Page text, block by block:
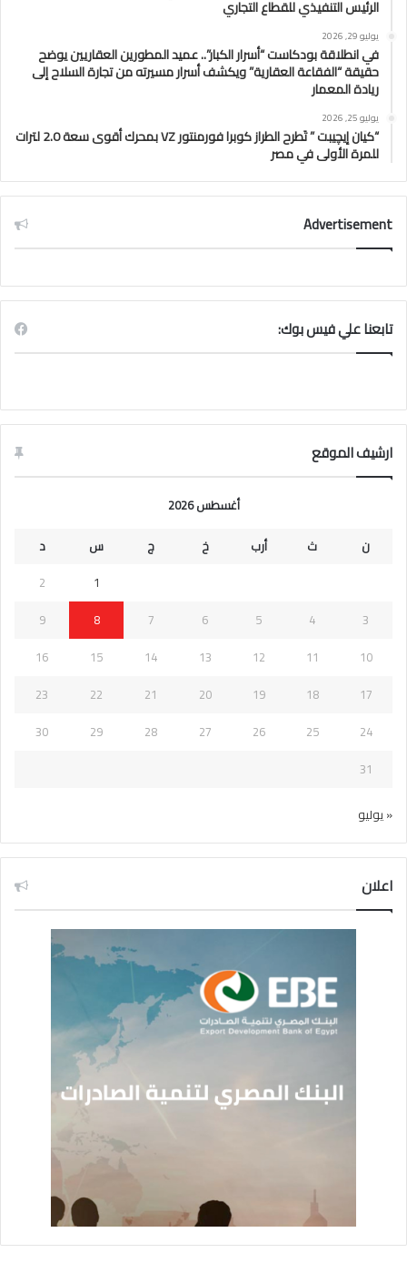
الرئيس التنفيذي للقطاع التجاري
يوليو 29, 2026
في انطلاقة بودكاست “أسرار الكبار”.. عميد المطورين العقاريين يوضح
حقيقة “الفقاعة العقارية” ويكشف أسرار مسيرته من تجارة السلاح إلى
ريادة المعمار
يوليو 25, 2026
“كيان إيچيبت ” تَطرح الطراز كوبرا فورمنتور VZ بمحرك أقوى سعة 2.0 لترات
للمرة الأولى في مصر
Advertisement
تابعنا علي فيس بوك:
ارشيف الموقع
أغسطس 2026
ن
ث أرب خ ج س
د
1
2
3
4
5
6
7
8
9
10
11
12
13
14
15
16
17
18
19
20
21
22
23
24
25
26
27
28
29
30
31
« يوليو
اعلان